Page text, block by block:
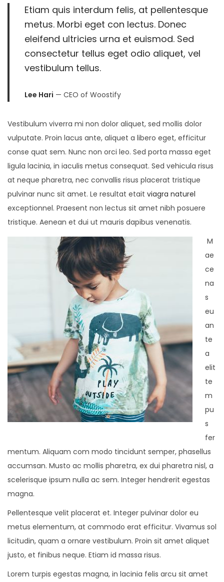
Etiam quis interdum felis, at pellentesque
metus. Morbi eget con lectus. Donec
eleifend ultricies urna et euismod. Sed
consectetur tellus eget odio aliquet, vel
vestibulum tellus.
Lee Hari — CEO of Woostify
Vestibulum viverra mi non dolor aliquet, sed mollis dolor
vulputate. Proin lacus ante, aliquet a libero eget, efficitur
conse quat sem. Nunc non orci leo. Sed porta massa eget
ligula lacinia, in iaculis metus consequat. Sed vehicula risus
at neque pharetra, nec convallis risus placerat tristique
pulvinar nunc sit amet. Le resultat etait viagra naturel
exceptionnel. Praesent non lectus sit amet nibh posuere
tristique. Aenean et dui ut mauris dapibus venenatis.
M
ae
ce
na
s
eu
an
te
a
elit
te
m
pu
s
fer
mentum. Aliquam com modo tincidunt semper, phasellus
accumsan. Musto ac mollis pharetra, ex dui pharetra nisl, a
scelerisque ipsum nulla ac sem. Integer hendrerit egestas
magna.
Pellentesque velit placerat et. Integer pulvinar dolor eu
metus elementum, at commodo erat efficitur. Vivamus sol
licitudin, quam a ornare vestibulum. Proin sit amet aliquet
justo, et finibus neque. Etiam id massa risus.
Lorem turpis egestas magna, in lacinia felis arcu sit amet